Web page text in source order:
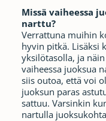
Missä vaiheessa
narttu?
Verrattuna muihin
hyvin pitkä. Lisäksi
yksilötasolla, ja
vaiheessa juoksua
siis outoa, että voi
juoksun paras
sattuu. Varsinkin
nartulla